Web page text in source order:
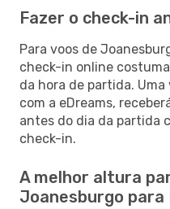
Fazer o check-in
Para voos de
check-in online
da hora de partida.
com a eDreams,
antes do dia da partida
check-in.
A melhor altura
Joanesburgo para